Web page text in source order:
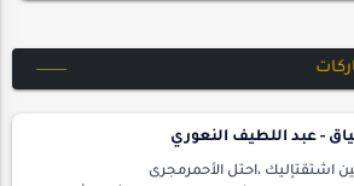
- عبد اللطيف النعوري
اشتقتإليك ،احتل الأحمرمجرى